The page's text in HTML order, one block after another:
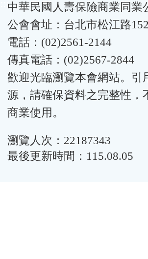
:::中華民國人壽保險商業同業
公會會址：台北市松江路
電話：(02)2561-2144
傳真電話：(02)2567-2844
歡迎光臨瀏覽本會網站。引
源，請確保資料之完整性，
商業使用。
瀏覽人次：22187343
最後更新時間：115.08.05